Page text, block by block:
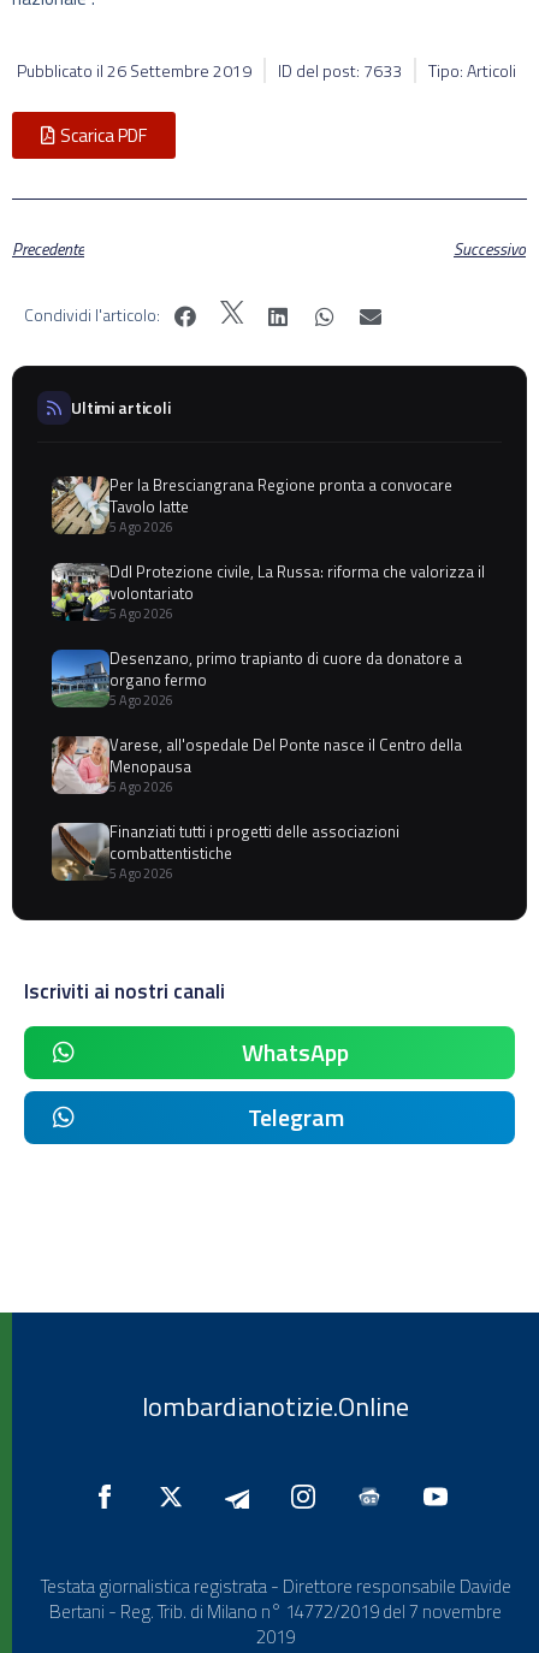
Pubblicato il26 Settembre 2019 ID del post: 7633 Tipo: Articoli
Scarica PDF
Precedente Successivo
Condividi l'articolo:
Ultimi articoli
Per la Bresciangrana Regione pronta a convocare
Tavolo latte
5 Ago 2026
Ddl Protezione civile, La Russa: riforma che valorizza il
volontariato
5 Ago 2026
Desenzano, primo trapianto di cuore da donatore a
organo fermo
5 Ago 2026
Varese, all'ospedale Del Ponte nasce il Centro della
Menopausa
5 Ago 2026
Finanziati tutti i progetti delle associazioni
combattentistiche
5 Ago 2026
Iscriviti ai nostri canali
WhatsApp
Telegram
lombardianotizie.Online
Testata giornalistica registrata - Direttore responsabile Davide
Bertani - Reg. Trib. di Milano n° 14772/2019 del 7 novembre
2019